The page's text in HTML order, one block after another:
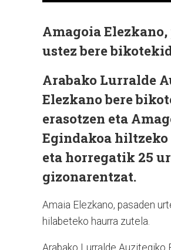
Amagoia
ustez bere
Arabako Lurralde
Elezkano bere
erasotzen eta
Egindakoa
eta horregatik 25
gizonarentzat.
Amaia Elezkano, pasaden
hilabeteko haurra zutela.